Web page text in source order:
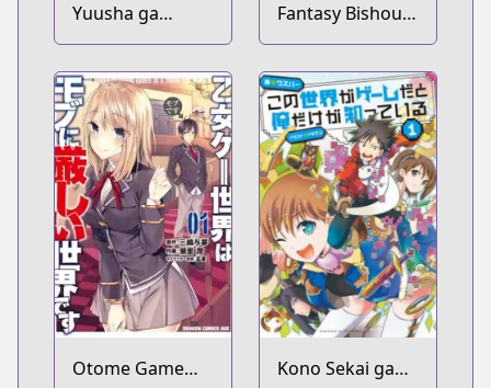
Yuusha ga
Shinda!:
Murabito no Ore
ga Hotta
Otoshiana ni
Yuusha ga
Ochita Kekka.
Fantasy Bishoujo
Juniku Ojisan to
Otome Game
Kono Sekai ga